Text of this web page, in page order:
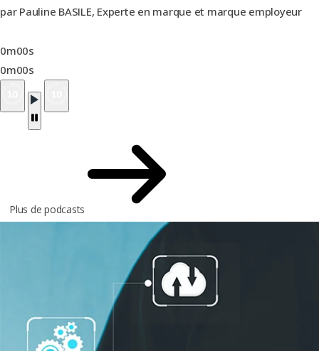
par Pauline BASILE, Experte en marque et marque employeur
0m00s
0m00s
Plus de podcasts